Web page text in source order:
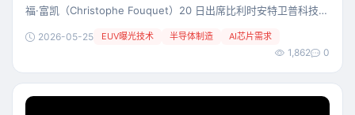
福·富凯（Christophe Fouquet）20 日出席比利时安特卫普科技活
形容马斯克「非常认真」看待这项计划。 富凯表示，TeraFab和星
2026-05-25 EUV曝光技术 半导体制造 AI芯片需求
1,862 0